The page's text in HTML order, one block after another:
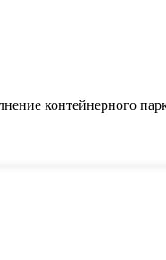
контейнерного